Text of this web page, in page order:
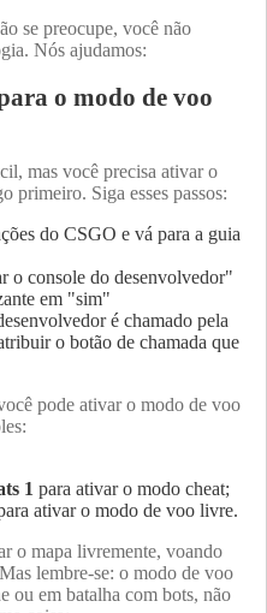
se preocupe, você não
Nós ajudamos:
o modo de voo
mas você precisa ativar o
primeiro. Siga esses passos:
do CSGO e vá para a guia
o console do desenvolvedor"
em "sim"
é chamado pela
o botão de chamada que
pode ativar o modo de voo
1 para ativar o modo cheat;
ativar o modo de voo livre.
o mapa livremente, voando
lembre-se: o modo de voo
ou em batalha com bots, não